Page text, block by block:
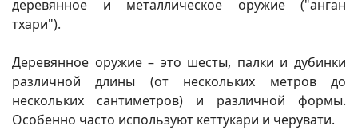
деревянное и металлическое оружие ("анган
тхари").
Деревянное оружие – это шесты, палки и дубинки
различной длины (от нескольких метров до
нескольких сантиметров) и различной формы.
Особенно часто используют кеттукари и черувати.